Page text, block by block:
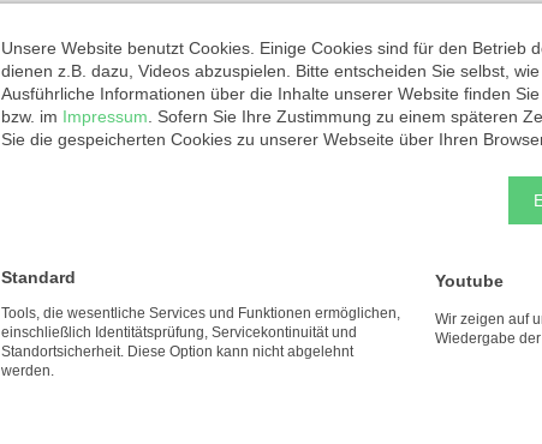
Unsere Website benutzt Cookies. Einige Cookies sind für den Betrieb
dienen z.B. dazu, Videos abzuspielen. Bitte entscheiden Sie selbst,
Ausführliche Informationen über die Inhalte unserer Website finden
bzw. im Impressum . Sofern Sie Ihre Zustimmung zu einem späteren
Sie die gespeicherten Cookies zu unserer Webseite über Ihren
Standard
Tools, die wesentliche Services und Funktionen ermöglichen,
einschließlich Identitätsprüfung, Servicekontinuität und
Standortsicherheit. Diese Option kann nicht abgelehnt
werden.
Youtube
Wir zeigen auf
Wiedergabe